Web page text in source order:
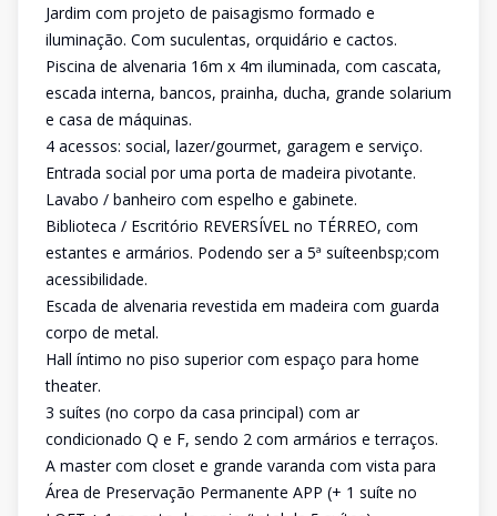
Jardim com projeto de paisagismo formado e
iluminação. Com suculentas, orquidário e cactos.
Piscina de alvenaria 16m x 4m iluminada, com cascata,
escada interna, bancos, prainha, ducha, grande solarium
e casa de máquinas.
4 acessos: social, lazer/gourmet, garagem e serviço.
Entrada social por uma porta de madeira pivotante.
Lavabo / banheiro com espelho e gabinete.
Biblioteca / Escritório REVERSÍVEL no TÉRREO, com
estantes e armários. Podendo ser a 5ª suíteenbsp;com
acessibilidade.
Escada de alvenaria revestida em madeira com guarda
corpo de metal.
Hall íntimo no piso superior com espaço para home
theater.
3 suítes (no corpo da casa principal) com ar
condicionado Q e F, sendo 2 com armários e terraços.
A master com closet e grande varanda com vista para
Área de Preservação Permanente APP (+ 1 suíte no